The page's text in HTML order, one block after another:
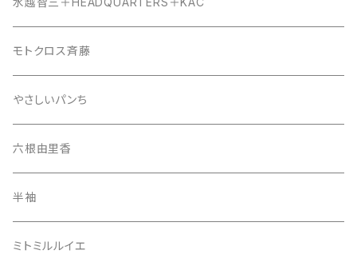
モトクロス斉藤
やさしいパンち
六根由里香
半袖
ミトミルルイエ